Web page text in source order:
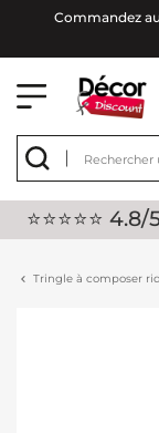
Commandez
⭐⭐⭐⭐⭐
Tringle à composer